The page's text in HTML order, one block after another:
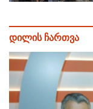
დილის ჩართვა